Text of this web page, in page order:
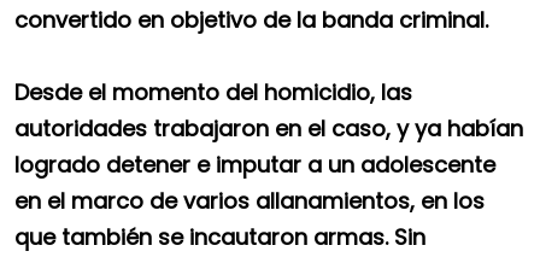
convertido en objetivo de la banda criminal.
Desde el momento del homicidio, las
autoridades trabajaron en el caso, y ya habían
logrado detener e imputar a un adolescente
en el marco de varios allanamientos, en los
que también se incautaron armas. Sin